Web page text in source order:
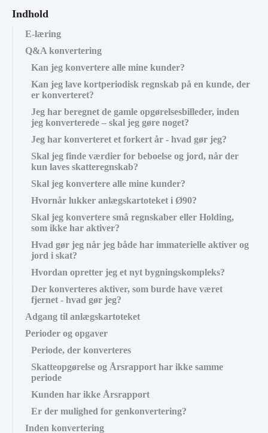
Indhold
E-læring
Q&A konvertering
Kan jeg konvertere alle mine kunder?
Kan jeg lave kortperiodisk regnskab på en kunde, der
er konverteret?
Jeg har beregnet de gamle opgørelsesbilleder, inden
jeg konverterede – skal jeg gøre noget?
Jeg har konverteret et forkert år - hvad gør jeg?
Skal jeg finde værdier for beboelse og jord, når der
kun laves skatteregnskab?
Skal jeg konvertere alle mine kunder?
Hvornår lukker anlægskartoteket i Ø90?
Skal jeg konvertere små regnskaber eller Holding,
som ikke har aktiver?
Hvad gør jeg når jeg både har immaterielle aktiver og
jord i skat?
Hvordan opretter jeg et nyt bygningskompleks?
Der konverteres aktiver, som burde have været
fjernet - hvad gør jeg?
Adgang til anlægskartoteket
Perioder og opgaver
Periode, der konverteres
Skatteopgørelse og Årsrapport har ikke samme
periode
Kunden har ikke Årsrapport
Er der mulighed for genkonvertering?
Inden konvertering